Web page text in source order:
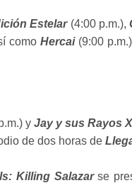
Estelar(4:00 p.m.),
comoHercai(9:00
y Jay y sus Rayos
de dos horas de
Killing Salazarse